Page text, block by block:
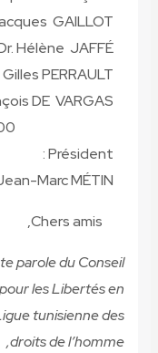
parole du Conseil
les Libertés en
tunisienne des
droits de l’homme,